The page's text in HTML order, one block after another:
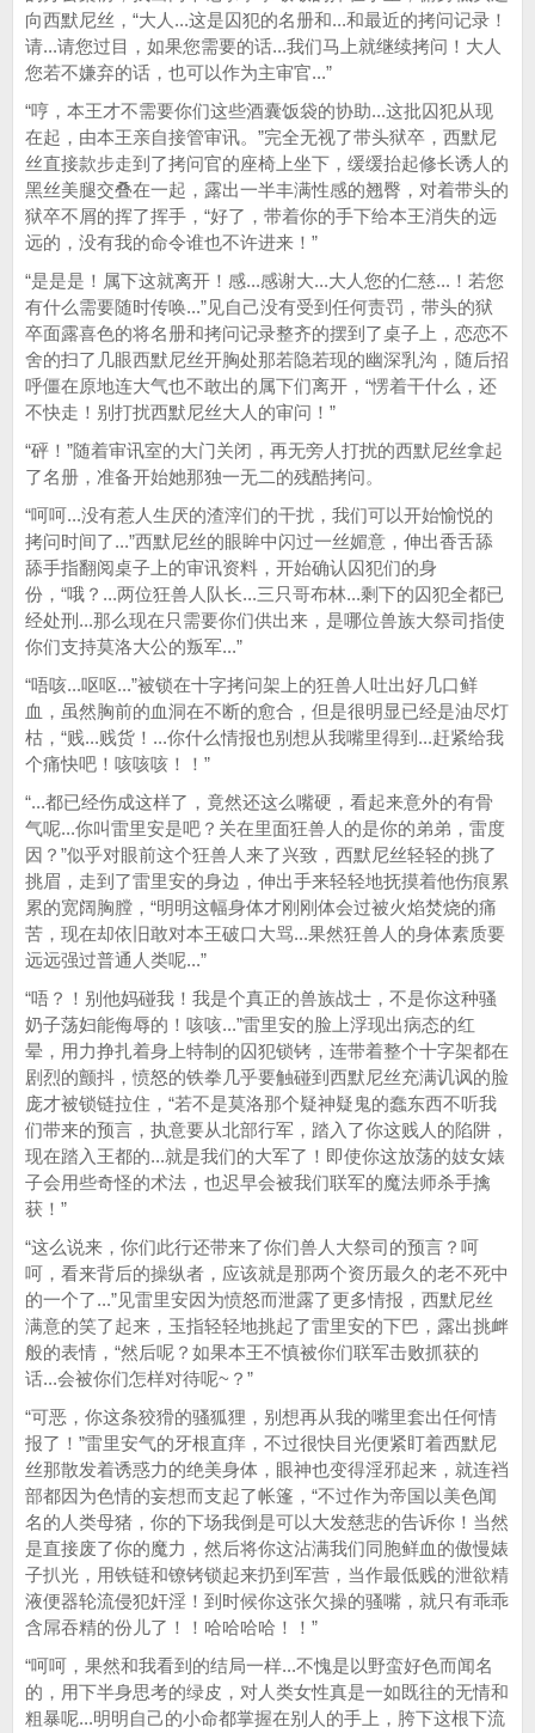
向西默尼丝，“大人...这是囚犯的名册和...和最近的拷问记录！
请...请您过目，如果您需要的话...我们马上就继续拷问！大人
您若不嫌弃的话，也可以作为主审官...”
“哼，本王才不需要你们这些酒囊饭袋的协助...这批囚犯从现
在起，由本王亲自接管审讯。”完全无视了带头狱卒，西默尼
丝直接款步走到了拷问官的座椅上坐下，缓缓抬起修长诱人的
黑丝美腿交叠在一起，露出一半丰满性感的翘臀，对着带头的
狱卒不屑的挥了挥手，“好了，带着你的手下给本王消失的远
远的，没有我的命令谁也不许进来！”
“是是是！属下这就离开！感...感谢大...大人您的仁慈...！若您
有什么需要随时传唤...”见自己没有受到任何责罚，带头的狱
卒面露喜色的将名册和拷问记录整齐的摆到了桌子上，恋恋不
舍的扫了几眼西默尼丝开胸处那若隐若现的幽深乳沟，随后招
呼僵在原地连大气也不敢出的属下们离开，“愣着干什么，还
不快走！别打扰西默尼丝大人的审问！”
“砰！”随着审讯室的大门关闭，再无旁人打扰的西默尼丝拿起
了名册，准备开始她那独一无二的残酷拷问。
“呵呵...没有惹人生厌的渣滓们的干扰，我们可以开始愉悦的
拷问时间了...”西默尼丝的眼眸中闪过一丝媚意，伸出香舌舔
舔手指翻阅桌子上的审讯资料，开始确认囚犯们的身
份，“哦？...两位狂兽人队长...三只哥布林...剩下的囚犯全都已
经处刑...那么现在只需要你们供出来，是哪位兽族大祭司指使
你们支持莫洛大公的叛军...”
“唔咳...呕呕...”被锁在十字拷问架上的狂兽人吐出好几口鲜
血，虽然胸前的血洞在不断的愈合，但是很明显已经是油尽灯
枯，“贱...贱货！...你什么情报也别想从我嘴里得到...赶紧给我
个痛快吧！咳咳咳！！”
“...都已经伤成这样了，竟然还这么嘴硬，看起来意外的有骨
气呢...你叫雷里安是吧？关在里面狂兽人的是你的弟弟，雷度
因？”似乎对眼前这个狂兽人来了兴致，西默尼丝轻轻的挑了
挑眉，走到了雷里安的身边，伸出手来轻轻地抚摸着他伤痕累
累的宽阔胸膛，“明明这幅身体才刚刚体会过被火焰焚烧的痛
苦，现在却依旧敢对本王破口大骂...果然狂兽人的身体素质要
远远强过普通人类呢...”
“唔？！别他妈碰我！我是个真正的兽族战士，不是你这种骚
奶子荡妇能侮辱的！咳咳...”雷里安的脸上浮现出病态的红
晕，用力挣扎着身上特制的囚犯锁铐，连带着整个十字架都在
剧烈的颤抖，愤怒的铁拳几乎要触碰到西默尼丝充满讥讽的脸
庞才被锁链拉住，“若不是莫洛那个疑神疑鬼的蠢东西不听我
们带来的预言，执意要从北部行军，踏入了你这贱人的陷阱，
现在踏入王都的...就是我们的大军了！即使你这放荡的妓女婊
子会用些奇怪的术法，也迟早会被我们联军的魔法师杀手擒
获！”
“这么说来，你们此行还带来了你们兽人大祭司的预言？呵
呵，看来背后的操纵者，应该就是那两个资历最久的老不死中
的一个了...”见雷里安因为愤怒而泄露了更多情报，西默尼丝
满意的笑了起来，玉指轻轻地挑起了雷里安的下巴，露出挑衅
般的表情，“然后呢？如果本王不慎被你们联军击败抓获的
话...会被你们怎样对待呢~？”
“可恶，你这条狡猾的骚狐狸，别想再从我的嘴里套出任何情
报了！”雷里安气的牙根直痒，不过很快目光便紧盯着西默尼
丝那散发着诱惑力的绝美身体，眼神也变得淫邪起来，就连裆
部都因为色情的妄想而支起了帐篷，“不过作为帝国以美色闻
名的人类母猪，你的下场我倒是可以大发慈悲的告诉你！当然
是直接废了你的魔力，然后将你这沾满我们同胞鲜血的傲慢婊
子扒光，用铁链和镣铐锁起来扔到军营，当作最低贱的泄欲精
液便器轮流侵犯奸淫！到时候你这张欠操的骚嘴，就只有乖乖
含屌吞精的份儿了！！哈哈哈哈！！”
“呵呵，果然和我看到的结局一样...不愧是以野蛮好色而闻名
的，用下半身思考的绿皮，对人类女性真是一如既往的无情和
粗暴呢...明明自己的小命都掌握在别人的手上，胯下这根下流